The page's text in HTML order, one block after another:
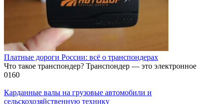
Платные дороги России: всё о транспондерах
Что такое транспондер? Транспондер — это электронное
0160
Карданные валы на грузовые автомобили и
сельскохозяйственную технику